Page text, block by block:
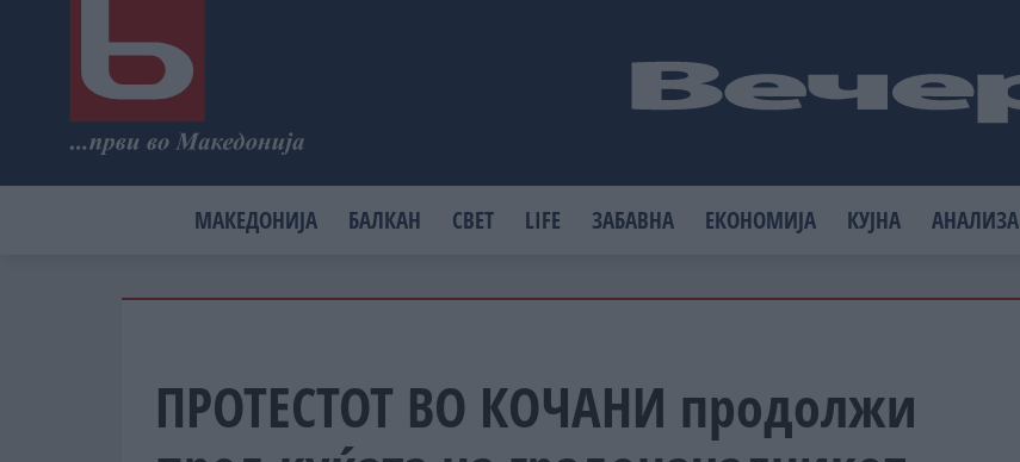
МАКЕДОНИЈА БАЛКАН СВЕТ LIFE ЗАБАВНА ЕКОНОМИЈА КУЈНА АНАЛИЗА
ПРОТЕСТОТ ВО КОЧАНИ продолжи